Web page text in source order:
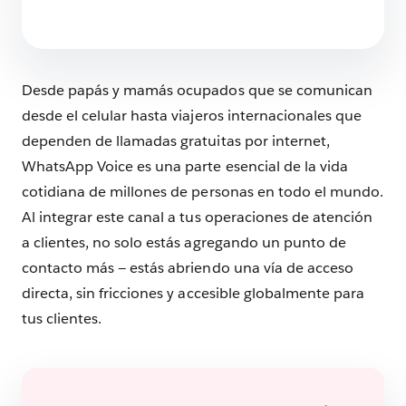
Desde papás y mamás ocupados que se comunican
desde el celular hasta viajeros internacionales que
dependen de llamadas gratuitas por internet,
WhatsApp Voice es una parte esencial de la vida
cotidiana de millones de personas en todo el mundo.
Al integrar este canal a tus operaciones de atención
a clientes, no solo estás agregando un punto de
contacto más — estás abriendo una vía de acceso
directa, sin fricciones y accesible globalmente para
tus clientes.